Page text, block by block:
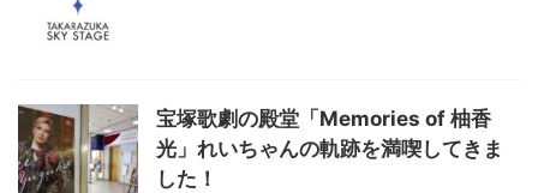
宝塚歌劇の殿堂「Memories of 柚香
光」れいちゃんの軌跡を満喫してきま
した！